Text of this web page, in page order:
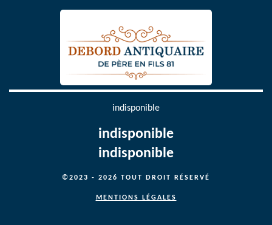
indisponible
indisponible
indisponible
©2023 - 2026 TOUT DROIT RÉSERVÉ
MENTIONS LÉGALES